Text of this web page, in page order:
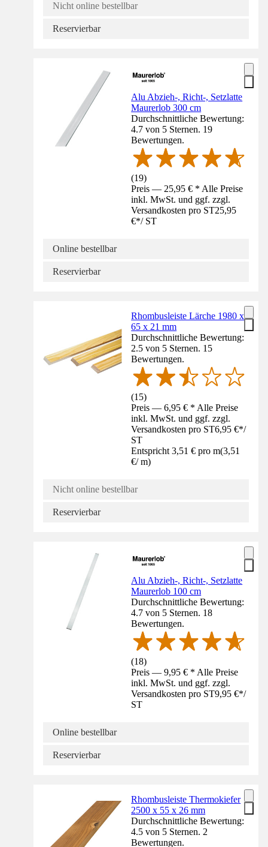
Nicht online bestellbar
Reservierbar
Alu Abzieh-, Richt-, Setzlatte
Maurerlob 300 cm
Durchschnittliche Bewertung:
4.7 von 5 Sternen. 19
Bewertungen.
(19)
Preis — 25,95 € * Alle Preise
inkl. MwSt. und ggf. zzgl.
Versandkosten pro ST25,95
€*/ ST
Online bestellbar
Reservierbar
Rhombusleiste Lärche 1980 x
65 x 21 mm
Durchschnittliche Bewertung:
2.5 von 5 Sternen. 15
Bewertungen.
(15)
Preis — 6,95 € * Alle Preise
inkl. MwSt. und ggf. zzgl.
Versandkosten pro ST6,95 €*/
ST
Entspricht 3,51 € pro m(3,51
€/ m)
Nicht online bestellbar
Reservierbar
Alu Abzieh-, Richt-, Setzlatte
Maurerlob 100 cm
Durchschnittliche Bewertung:
4.7 von 5 Sternen. 18
Bewertungen.
(18)
Preis — 9,95 € * Alle Preise
inkl. MwSt. und ggf. zzgl.
Versandkosten pro ST9,95 €*/
ST
Online bestellbar
Reservierbar
Rhombusleiste Thermokiefer
2500 x 55 x 26 mm
Durchschnittliche Bewertung:
4.5 von 5 Sternen. 2
Bewertungen.